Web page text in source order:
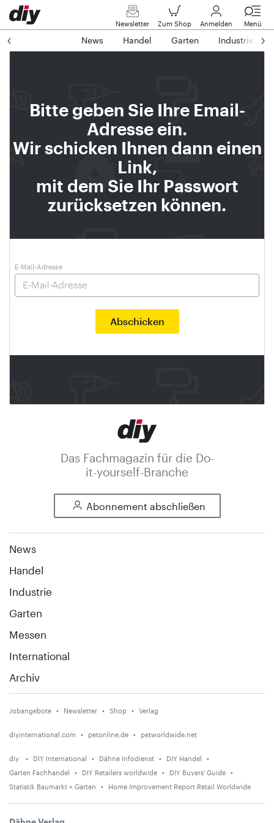
Newsletter Zum Shop Anmelden Menü
News Handel Garten Industrie
Bitte geben Sie Ihre Email-
Adresse ein.
Wir schicken Ihnen dann einen
Link,
mit dem Sie Ihr Passwort
zurücksetzen können.
E-Mail-Adresse
Das Fachmagazin für die Do-
it-yourself-Branche
Abonnement abschließen
News
Handel
Industrie
Garten
Messen
International
Archiv
Jobangebote Newsletter Shop Verlag
diyinternational.com petonline.de petworldwide.net
diy DIY International Dähne Infodienst
DIY Handel
Garten Fachhandel
DIY Retailers worldwide
DIY Buyers' Guide
Statistik Baumarkt + Garten
Home Improvement Report Retail Worldwide